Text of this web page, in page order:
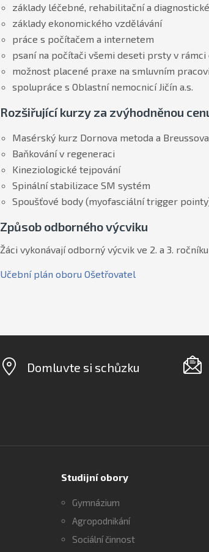
základy léčebné, rehabilitační a
základy ekonomického vzdělávání
práce s počítačem a internetem
psaní na počítači všemi deseti prsty v rámci
možnost placené praxe na smluvním
spolupráce s Oblastní nemocnicí Jičín a.s.
Rozšiřující kurzy za zvýhodněnou
Masérský kurz Dornova metoda a
Baňkování v regeneraci
Kineziologické tejpování
Spinální stabilizace SM systém
Spoušťové body (myofasciální trigger
Způsob odborného výcviku
Žáci vykonávají odborný výcvik ve 2. a 3.
Učební plán oboru Ošetřovatel
Domluvte si schůzku
Studijní obory
Gymnázium
Agropodnikání
Sociální činnost